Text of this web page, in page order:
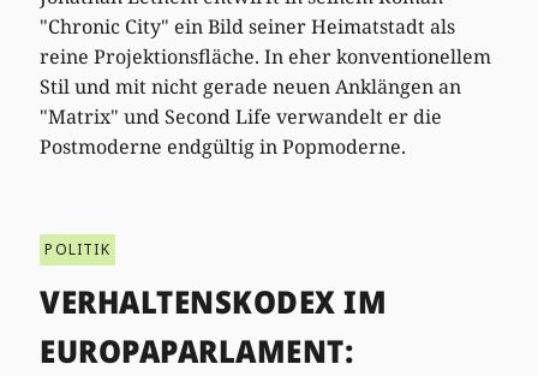
"Chronic City" ein Bild seiner Heimatstadt als
reine Projektionsfläche. In eher konventionellem
Stil und mit nicht gerade neuen Anklängen an
"Matrix" und Second Life verwandelt er die
Postmoderne endgültig in Popmoderne.
POLITIK
VERHALTENSKODEX IM
EUROPAPARLAMENT: